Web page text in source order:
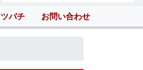
バチ お問い合わせ